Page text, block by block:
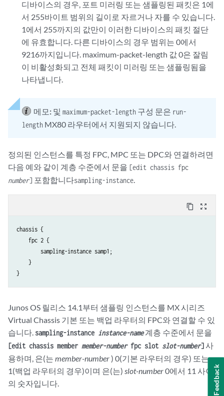
디바이스의 경우, 포트 미러링 또는 샘플링된 패킷은 1에
서 255바이트 범위의 길이로 자르거나 자를 수 있습니다.
1에서 255까지의 값만이 이러한 디바이스의 패킷 절단
에 유효합니다. 다른 디바이스의 경우 범위는 0에서
9216까지입니다. maximum-packet-length 값 0은 잘림
이 비활성화되고 전체 패킷이 미러링 또는 샘플링됨을
나타냅니다.
메모: 및 maximum-packet-length 구성 문은 run-
length MX80 라우터에서 지원되지 않습니다.
정의된 인스턴스를 특정 FPC, MPC 또는 DPC와 연결하려면
다음 예와 같이 계층 수준에서 문을 [edit chassis fpc
number] 포함합니다sampling-instance.
content_copy zoom_out_map
chassis {
    fpc 2 {
        sampling-instance samp1;
    }
Junos OS 릴리스 14.1부터 샘플링 인스턴스를 MX 시리즈
Virtual Chassis 기본 또는 백업 라우터의 FPC와 연결할 수 있
습니다. sampling-instance instance-name계층 수준에서 문을
[edit chassis member member-numberfpc slot slot-number]사
용하며, 은(는 member-number) 0(기본 라우터의 경우) 또는
1(백업 라우터의 경우)이며 은(는) slot-number0에서 11 사이
의 숫자입니다.
Feedback